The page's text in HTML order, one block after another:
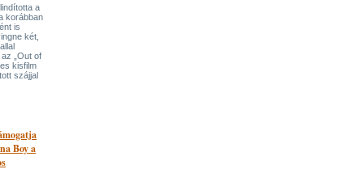
a
korábban
is
két,
„Out of
kisfilm
szájjal
Boy a